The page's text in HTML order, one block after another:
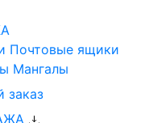
Почтовые ящики
Мангалы
заказ